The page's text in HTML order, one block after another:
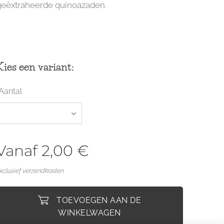
quinoazaden.
een variant:
2,00 €
verzendkosten
TOEVOEGEN AAN DE
WINKELWAGEN